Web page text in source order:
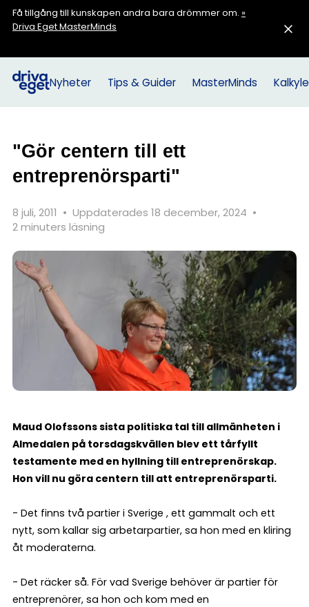
Få tillgång till kunskapen andra bara drömmer om. »
Driva Eget MasterMinds
Nyheter Tips & Guider MasterMinds
"Gör centern till ett
entreprenörsparti"
8 juli, 2011 • Uppdaterades 18 december, 2024 •
2 minuters läsning
Maud Olofssons sista politiska tal till allmänheten i
Almedalen på torsdagskvällen blev ett tårfyllt
testamente med en hyllning till entreprenörskap.
Hon vill nu göra centern till att entreprenörsparti.
- Det finns två partier i Sverige , ett gammalt och ett
nytt, som kallar sig arbetarpartier, sa hon med en kliring
åt moderaterna.
- Det räcker så. För vad Sverige behöver är partier för
entreprenörer, sa hon och kom med en